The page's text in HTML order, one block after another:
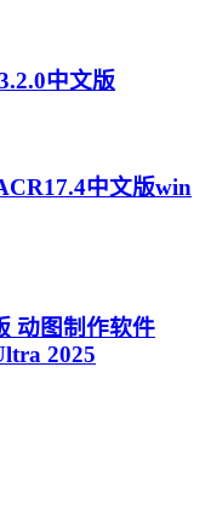
中文版
中文版win
动图制作软件
2025